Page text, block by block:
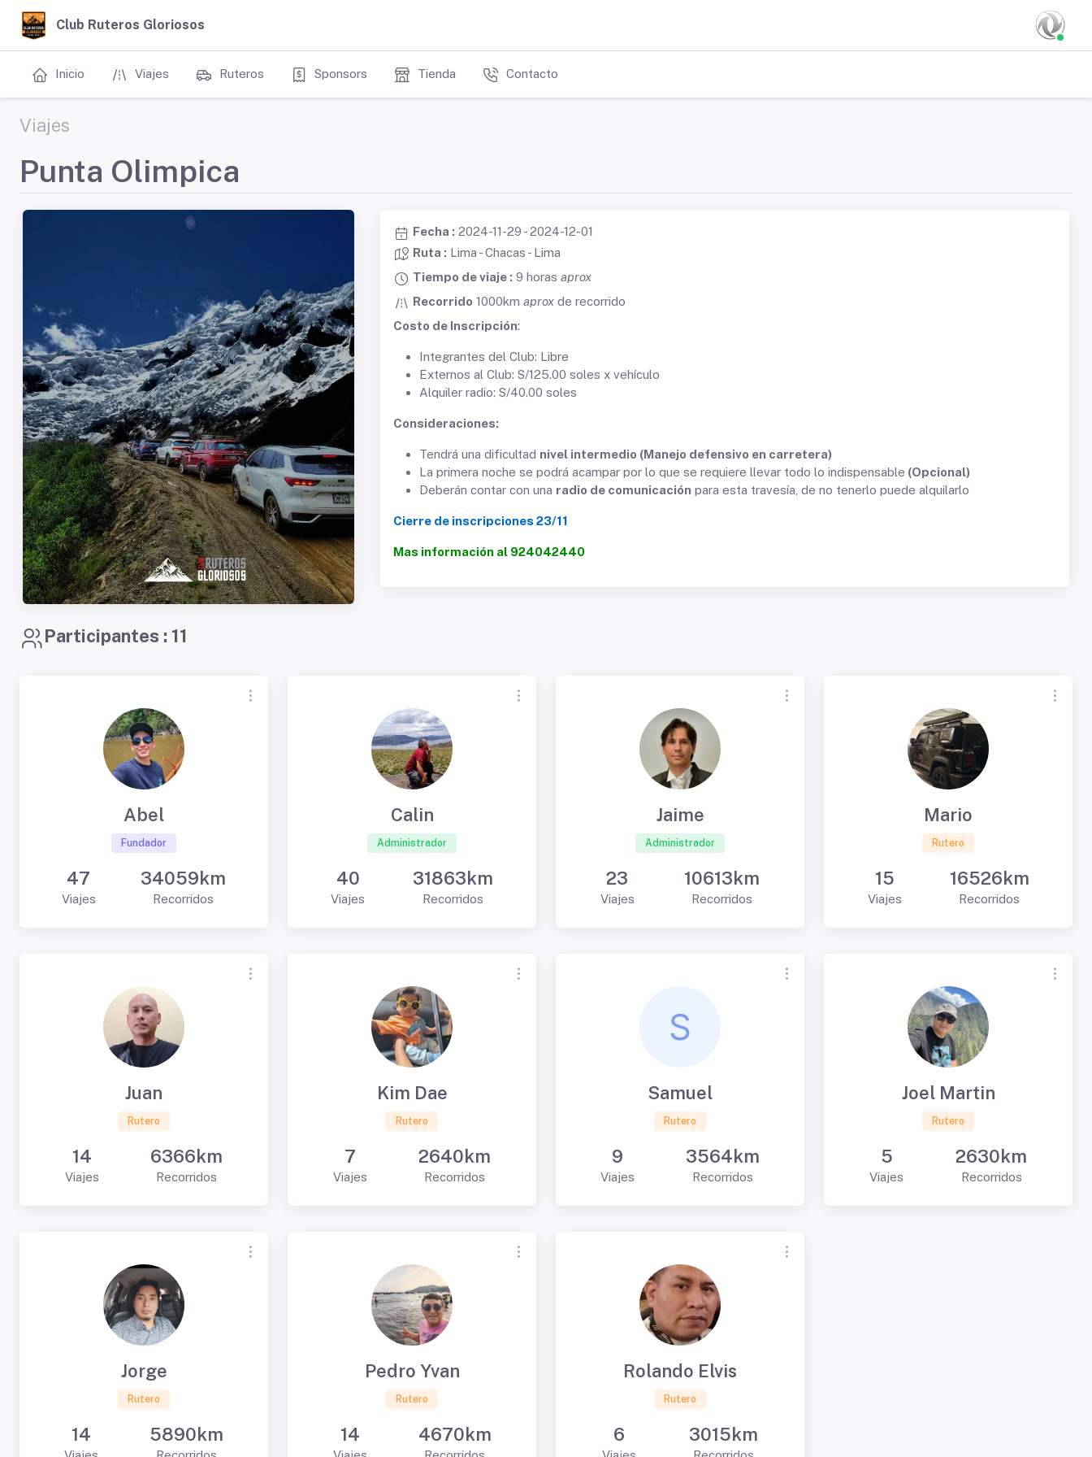
Club Ruteros Gloriosos
Inicio Viajes Ruteros Sponsors Tienda Contacto
Viajes
Punta Olimpica
Fecha : 2024-11-29 - 2024-12-01
Ruta : Lima - Chacas - Lima
Tiempo de viaje : 9 horas aprox
Recorrido 1000km aprox de recorrido
Costo de Inscripción:
Integrantes del Club: Libre
Externos al Club: S/125.00 soles x vehículo
Alquiler radio: S/40.00 soles
Consideraciones:
Tendrá una dificultad nivel intermedio (Manejo defensivo en carretera)
La primera noche se podrá acampar por lo que se requiere llevar todo lo indispensable (Opcional)
Deberán contar con una radio de comunicación para esta travesía, de no tenerlo puede alquilarlo
Cierre de inscripciones 23/11
Mas información al 924042440
Participantes : 11
Abel
Fundador
47
Viajes
34059km
Recorridos
Calin
Administrador
40
Viajes
31863km
Recorridos
Jaime
Administrador
23
Viajes
10613km
Recorridos
Mario
Rutero
15
Viajes
16526km
Recorridos
Juan
Rutero
14
Viajes
6366km
Recorridos
Kim Dae
Rutero
7
Viajes
2640km
Recorridos
Samuel
Rutero
9
Viajes
3564km
Recorridos
Joel Martin
Rutero
5
Viajes
2630km
Recorridos
Jorge
Rutero
14 5890km
Pedro Yvan
Rutero
14 4670km
Rolando Elvis
Rutero
6 3015km